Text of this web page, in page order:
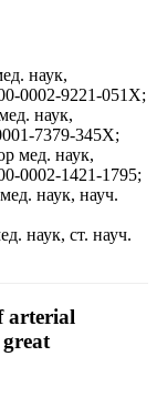
наук,
0002-9221-051X;
наук,
7379-345X;
мед. наук,
0002-1421-1795;
наук, науч.
наук, ст. науч.
arterial